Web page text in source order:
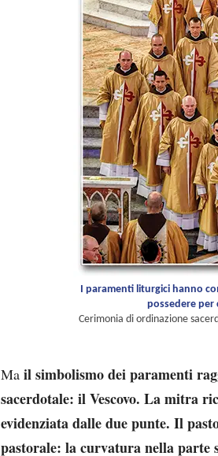
I paramenti liturgici hanno
possedere per
Cerimonia di ordinazione
Ma il simbolismo dei paramenti
sacerdotale: il Vescovo. La mitra
evidenziata dalle due punte. Il
pastorale: la curvatura nella